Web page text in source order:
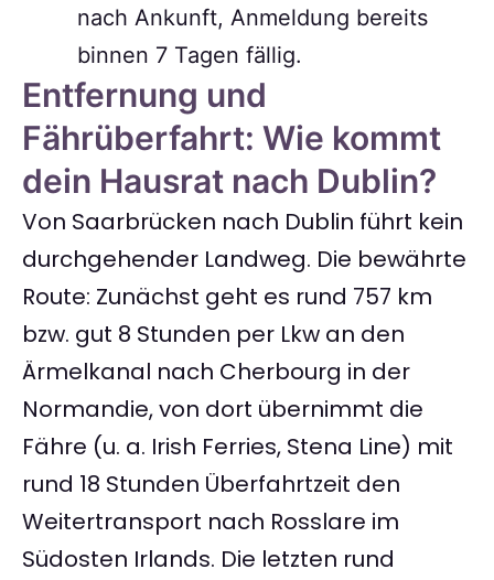
nach Ankunft, Anmeldung bereits
binnen 7 Tagen fällig.
Entfernung und
Fährüberfahrt: Wie kommt
dein Hausrat nach Dublin?
Von Saarbrücken nach Dublin führt kein
durchgehender Landweg. Die bewährte
Route: Zunächst geht es rund 757 km
bzw. gut 8 Stunden per Lkw an den
Ärmelkanal nach Cherbourg in der
Normandie, von dort übernimmt die
Fähre (u. a. Irish Ferries, Stena Line) mit
rund 18 Stunden Überfahrtzeit den
Weitertransport nach Rosslare im
Südosten Irlands. Die letzten rund